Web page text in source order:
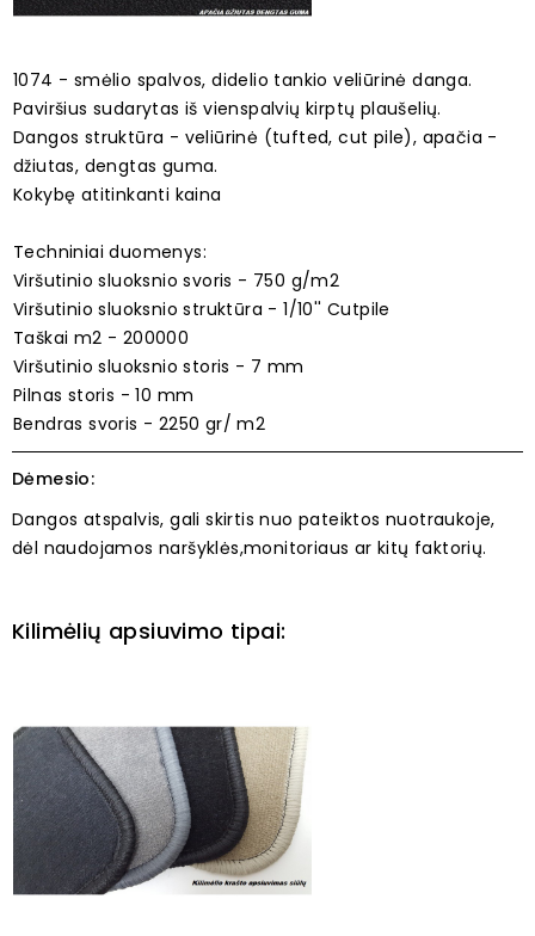
1074 - smėlio spalvos, didelio tankio veliūrinė danga.
Paviršius sudarytas iš vienspalvių kirptų plaušelių.
Dangos struktūra - veliūrinė (tufted, cut pile), apačia -
džiutas, dengtas guma.
Kokybę atitinkanti kaina
Techniniai duomenys:
Viršutinio sluoksnio svoris - 750 g/m2
Viršutinio sluoksnio struktūra - 1/10'' Cutpile
Taškai m2 - 200000
Viršutinio sluoksnio storis - 7 mm
Pilnas storis - 10 mm
Bendras svoris - 2250 gr/ m2
Dėmesio:
Dangos atspalvis, gali skirtis nuo pateiktos nuotraukoje,
dėl naudojamos naršyklės,monitoriaus ar kitų faktorių.
Kilimėlių apsiuvimo tipai: